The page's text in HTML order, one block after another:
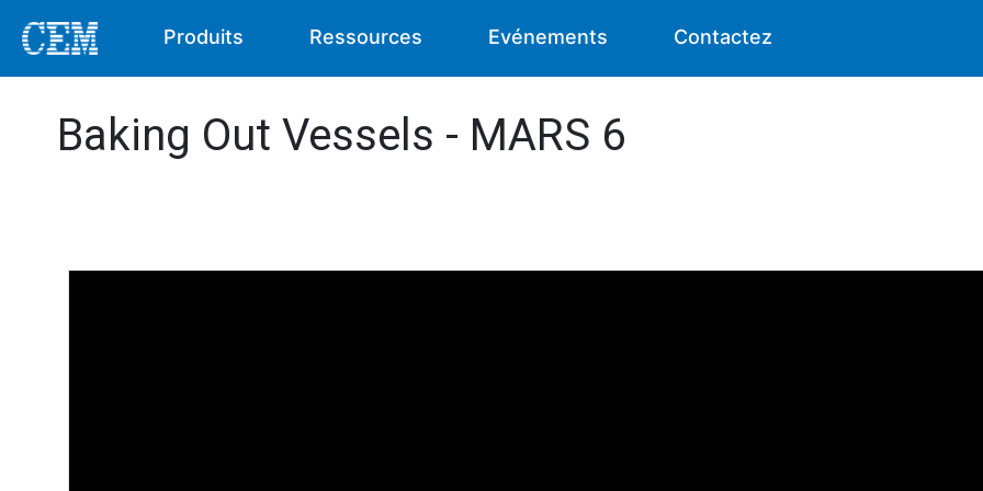
Produits Ressources Evénements Contactez
Baking Out Vessels - MARS 6